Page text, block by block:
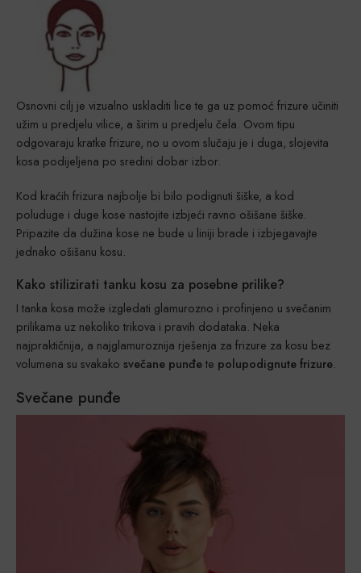
Osnovni cilj je vizualno uskladiti lice te ga uz pomoć frizure učiniti
užim u predjelu vilice, a širim u predjelu čela. Ovom tipu
odgovaraju kratke frizure, no u ovom slučaju je i duga, slojevita
kosa podijeljena po sredini dobar izbor.
Kod kraćih frizura najbolje bi bilo podignuti šiške, a kod
poluduge i duge kose nastojite izbjeći ravno ošišane šiške.
Pripazite da dužina kose ne bude u liniji brade i izbjegavajte
jednako ošišanu kosu.
Kako stilizirati tanku kosu za posebne prilike?
I tanka kosa može izgledati glamurozno i profinjeno u svečanim
prilikama uz nekoliko trikova i pravih dodataka. Neka
najpraktičnija, a najglamuroznija rješenja za frizure za kosu bez
volumena su svakako svečane punđete polupodignute frizure.
Svečane punđe